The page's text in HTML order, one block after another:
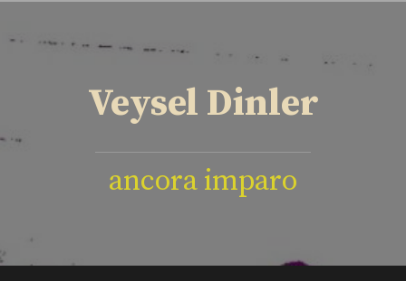
Veysel Dinler
ancora imparo